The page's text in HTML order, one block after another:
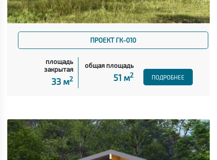
ПРОЕКТ ГК-010
площадь
закрытая
33 м2
общая площадь
51 м2 ПОДРОБНЕЕ